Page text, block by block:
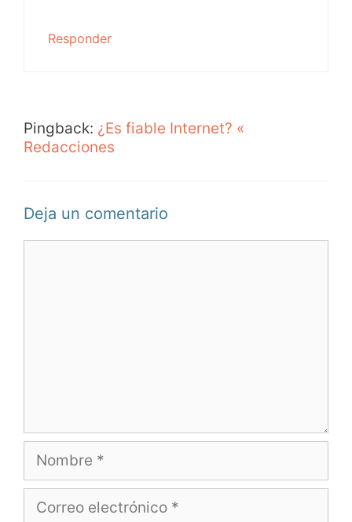
Responder
Pingback: ¿Es fiable Internet? «
Redacciones
Deja un comentario